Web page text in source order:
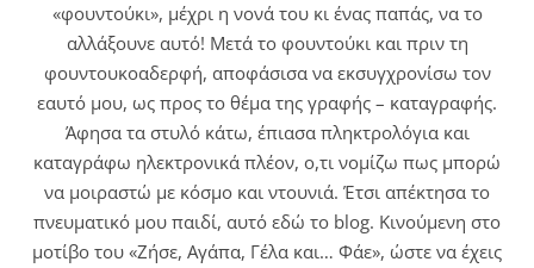
«φουντούκι», μέχρι η νονά του κι ένας παπάς, να το
αλλάξουνε αυτό! Μετά το φουντούκι και πριν τη
φουντουκοαδερφή, αποφάσισα να εκσυγχρονίσω τον
εαυτό μου, ως προς το θέμα της γραφής – καταγραφής.
Άφησα τα στυλό κάτω, έπιασα πληκτρολόγια και
καταγράφω ηλεκτρονικά πλέον, ο,τι νομίζω πως μπορώ
να μοιραστώ με κόσμο και ντουνιά. Έτσι απέκτησα το
πνευματικό μου παιδί, αυτό εδώ το blog. Κινούμενη στο
μοτίβο του «Ζήσε, Αγάπα, Γέλα και… Φάε», ώστε να έχεις